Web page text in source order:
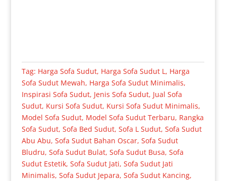
Tag: Harga Sofa Sudut, Harga Sofa Sudut L, Harga
Sofa Sudut Mewah, Harga Sofa Sudut Minimalis,
Inspirasi Sofa Sudut, Jenis Sofa Sudut, Jual Sofa
Sudut, Kursi Sofa Sudut, Kursi Sofa Sudut Minimalis,
Model Sofa Sudut, Model Sofa Sudut Terbaru, Rangka
Sofa Sudut, Sofa Bed Sudut, Sofa L Sudut, Sofa Sudut
Abu Abu, Sofa Sudut Bahan Oscar, Sofa Sudut
Bludru, Sofa Sudut Bulat, Sofa Sudut Busa, Sofa
Sudut Estetik, Sofa Sudut Jati, Sofa Sudut Jati
Minimalis, Sofa Sudut Jepara, Sofa Sudut Kancing,